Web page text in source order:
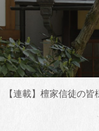
【連載】檀家信徒の